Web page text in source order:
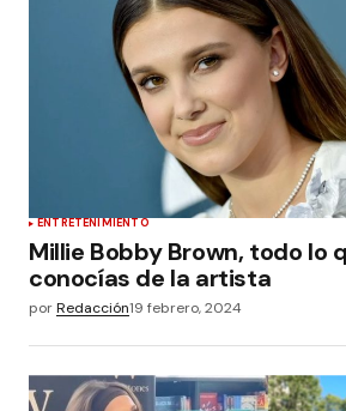
ENTRETENIMIENTO
Millie Bobby Brown, todo lo
conocías de la artista
porRedacción19 febrero, 2024